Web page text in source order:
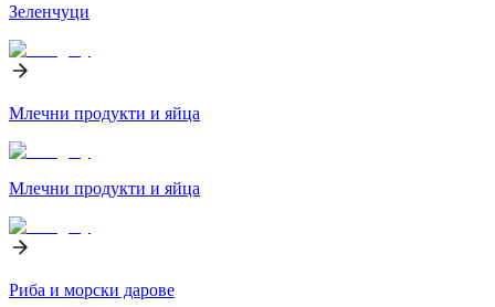
Зеленчуци
Млечни продукти и яйца
Млечни продукти и яйца
Риба и морски дарове